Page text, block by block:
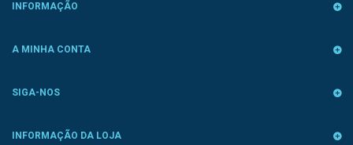
INFORMAÇÃO
A MINHA CONTA
SIGA-NOS
INFORMAÇÃO DA LOJA